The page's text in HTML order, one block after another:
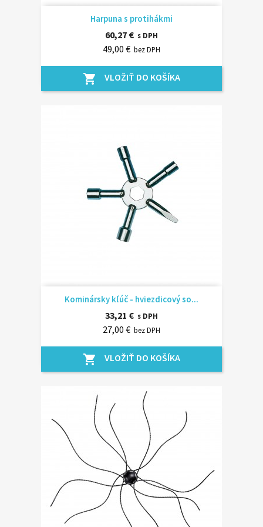
Harpuna s protihákmi
60,27 € s DPH
49,00 € bez DPH
shopping_cart VLOŽIŤ DO KOŠÍKA
Kominársky kľúč - hviezdicový so...
33,21 € s DPH
27,00 € bez DPH
shopping_cart VLOŽIŤ DO KOŠÍKA